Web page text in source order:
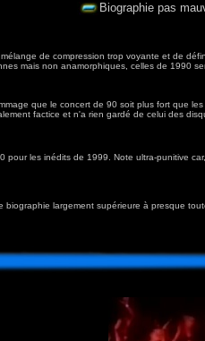
Biographie pas
de compression trop voyante et de
mais non anamorphiques, celles de 1990
que le concert de 90 soit plus fort que
factice et n'a rien gardé de celui des
pour les inédits de 1999. Note ultra-punitive
biographie largement supérieure à presque